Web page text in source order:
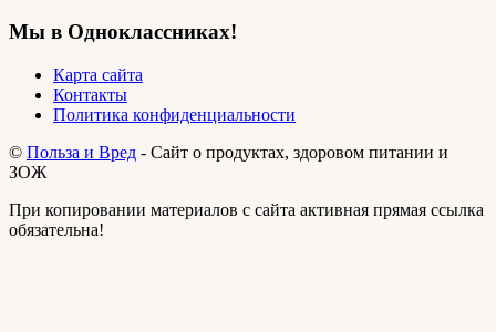
Мы в Одноклассниках!
Карта сайта
Контакты
Политика конфиденциальности
© Польза и Вред - Сайт о продуктах, здоровом питании и
ЗОЖ
При копировании материалов с сайта активная прямая ссылка
обязательна!